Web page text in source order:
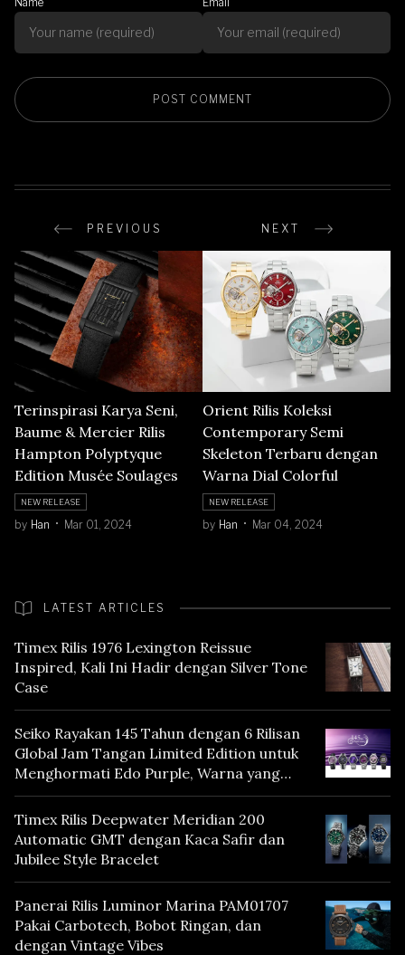
PREVIOUS NEXT
Terinspirasi Karya Seni,
Baume & Mercier Rilis
Hampton Polyptyque
Edition Musée Soulages
NEW RELEASE
by Han Mar 01, 2024
Orient Rilis Koleksi
Contemporary Semi
Skeleton Terbaru dengan
Warna Dial Colorful
NEW RELEASE
by Han Mar 04, 2024
LATEST ARTICLES
Timex Rilis 1976 Lexington Reissue
Inspired, Kali Ini Hadir dengan Silver Tone
Case
Seiko Rayakan 145 Tahun dengan 6 Rilisan
Global Jam Tangan Limited Edition untuk
Menghormati Edo Purple, Warna yang
Mencerminkan Warisan Tokyo
Timex Rilis Deepwater Meridian 200
Automatic GMT dengan Kaca Safir dan
Jubilee Style Bracelet
Panerai Rilis Luminor Marina PAM01707
Pakai Carbotech, Bobot Ringan, dan
dengan Vintage Vibes